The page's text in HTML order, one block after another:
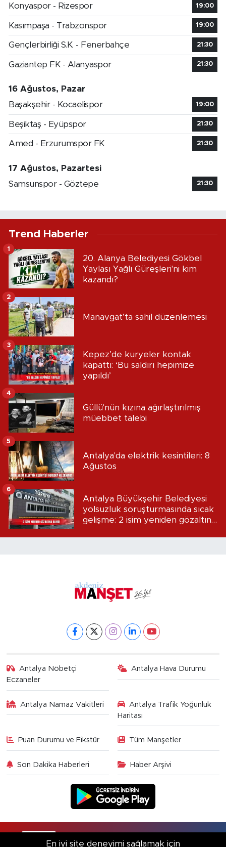
Konyaspor - Rizespor
19:00
Kasımpaşa - Trabzonspor 19:00
Gençlerbirliği S.K. - Fenerbahçe 21:30
Gaziantep FK - Alanyaspor 21:30
16 Ağustos, Pazar
Başakşehir - Kocaelispor
19:00
Beşiktaş - Eyüpspor 21:30
Amed - Erzurumspor FK 21:30
17 Ağustos, Pazartesi
Samsunspor - Göztepe
21:30
Trend Haberler
20. Alanya Belediyesi Gökbel
Yaylası Yağlı Güreşleri'ni kim
kazandı?
1
Manavgat’ta sahil düzenlemesi
2
Kepez’de kuryeler kontak
kapattı: ‘Bu saldırı hepimize
yapıldı’
3
Güllü'nün kızına ağırlaştırılmış
müebbet talebi
4
Antalya'da elektrik kesintileri: 8
Ağustos
5
Antalya Büyükşehir Belediyesi
yolsuzluk soruşturmasında sıcak
gelişme: 2 isim yeniden gözaltına
6
Antalya Nöbetçi
Eczaneler
Antalya Hava Durumu
Antalya Namaz Vakitleri
Antalya Trafik Yoğunluk
Haritası
Puan Durumu ve Fikstür Tüm Manşetler
Son Dakika Haberleri Haber Arşivi
En iyi site deneyimi sağlamak için